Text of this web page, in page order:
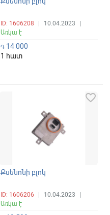
ID: 1606208 10.04.2023
Առկա է
֏14 000
1 հատ
Քսենոնի բլոկ
ID: 1606206 10.04.2023
Առկա է
favorite_border